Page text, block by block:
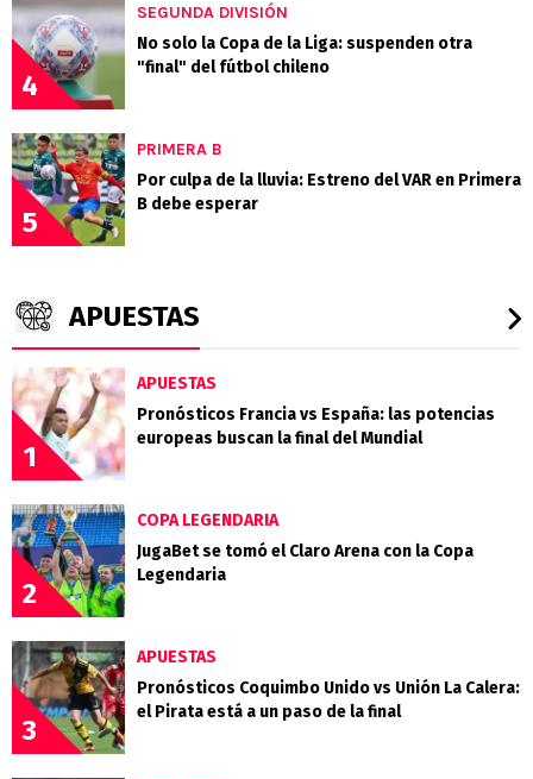
4
SEGUNDA DIVISIÓN
No solo la Copa de la Liga: suspenden otra
"final" del fútbol chileno
5
PRIMERA B
Por culpa de la lluvia: Estreno del VAR en Primera
B debe esperar
APUESTAS
1
APUESTAS
Pronósticos Francia vs España: las potencias
europeas buscan la final del Mundial
2
COPA LEGENDARIA
JugaBet se tomó el Claro Arena con la Copa
Legendaria
3
APUESTAS
Pronósticos Coquimbo Unido vs Unión La Calera:
el Pirata está a un paso de la final